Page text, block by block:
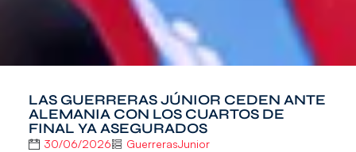
LAS GUERRERAS JÚNIOR CEDEN ANTE
ALEMANIA CON LOS CUARTOS DE
FINAL YA ASEGURADOS
30/06/2026 GuerrerasJunior